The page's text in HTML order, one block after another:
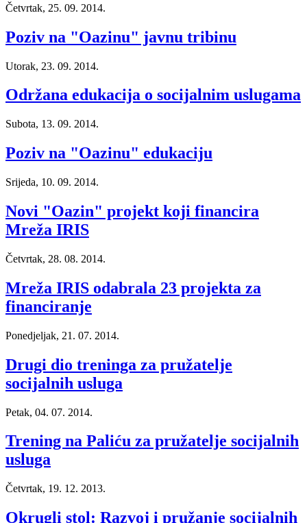
Četvrtak, 25. 09. 2014.
Poziv na "Oazinu" javnu tribinu
Utorak, 23. 09. 2014.
Održana edukacija o socijalnim uslugama
Subota, 13. 09. 2014.
Poziv na "Oazinu" edukaciju
Srijeda, 10. 09. 2014.
Novi "Oazin" projekt koji financira
Mreža IRIS
Četvrtak, 28. 08. 2014.
Mreža IRIS odabrala 23 projekta za
financiranje
Ponedjeljak, 21. 07. 2014.
Drugi dio treninga za pružatelje
socijalnih usluga
Petak, 04. 07. 2014.
Trening na Paliću za pružatelje socijalnih
usluga
Četvrtak, 19. 12. 2013.
Okrugli stol: Razvoj i pružanje socijalnih